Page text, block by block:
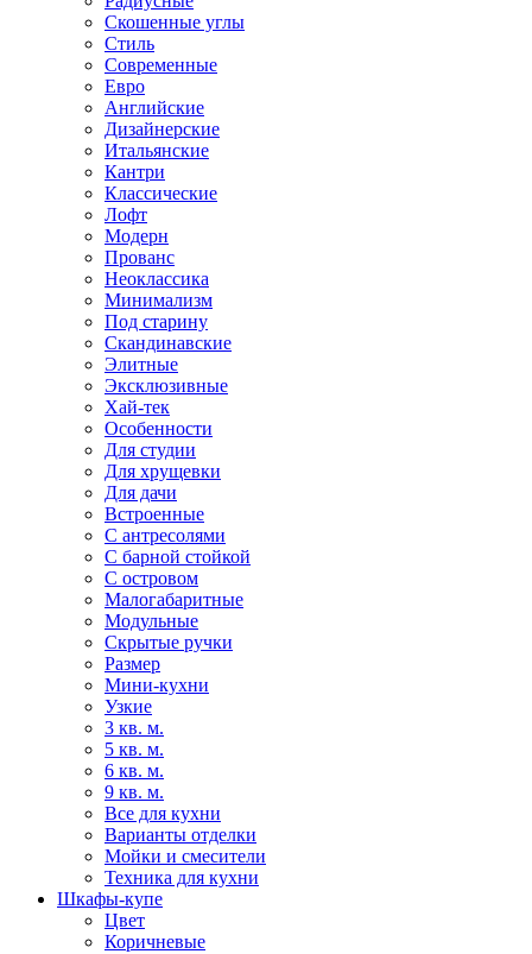
Скошенные углы
Стиль
Современные
Евро
Английские
Дизайнерские
Итальянские
Кантри
Классические
Лофт
Модерн
Прованс
Неоклассика
Минимализм
Под старину
Скандинавские
Элитные
Эксклюзивные
Хай-тек
Особенности
Для студии
Для хрущевки
Для дачи
Встроенные
С антресолями
С барной стойкой
С островом
Малогабаритные
Модульные
Скрытые ручки
Размер
Мини-кухни
Узкие
3 кв. м.
5 кв. м.
6 кв. м.
9 кв. м.
Все для кухни
Варианты отделки
Мойки и смесители
Техника для кухни
Шкафы-купе
Цвет
Коричневые